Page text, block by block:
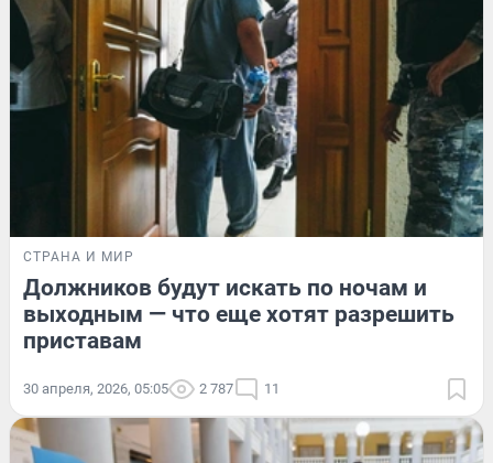
СТРАНА И МИР
Должников будут искать по ночам и
выходным — что еще хотят разрешить
приставам
30 апреля, 2026, 05:05 2 787 11